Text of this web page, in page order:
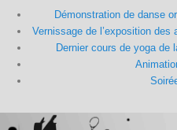
Démonstration de danse
Vernissage de l’exposition des
Dernier cours de yoga de